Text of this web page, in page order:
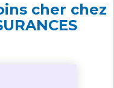
cher chez